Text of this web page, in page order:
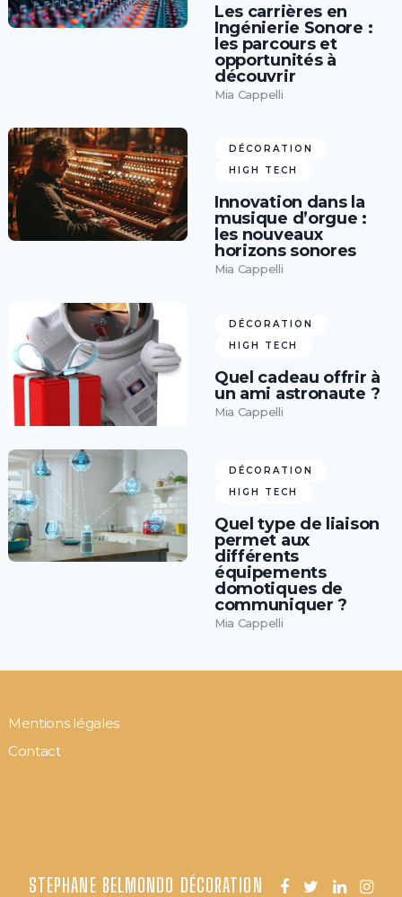
Les carrières en
Ingénierie Sonore :
les parcours et
opportunités à
découvrir
Mia Cappelli
DÉCORATION
HIGH TECH
Innovation dans la
musique d’orgue :
les nouveaux
horizons sonores
Mia Cappelli
DÉCORATION
HIGH TECH
Quel cadeau offrir à
un ami astronaute ?
Mia Cappelli
DÉCORATION
HIGH TECH
Quel type de liaison
permet aux
différents
équipements
domotiques de
communiquer ?
Mia Cappelli
Mentions légales
Contact
STEPHANE BELMONDO DÉCORATION